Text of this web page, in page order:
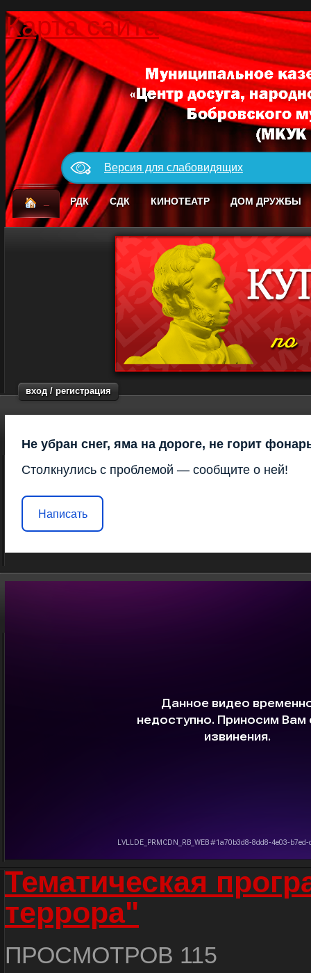
Карта сайта
Версия для слабовидящих
РДК СДК КИНОТЕАТР ДОМ ДРУЖБЫ
вход / регистрация
Не убран снег, яма на дороге, не горит
Столкнулись с проблемой — сообщите о ней!
Написать
Тематическая
террора"
ПРОСМОТРОВ 115